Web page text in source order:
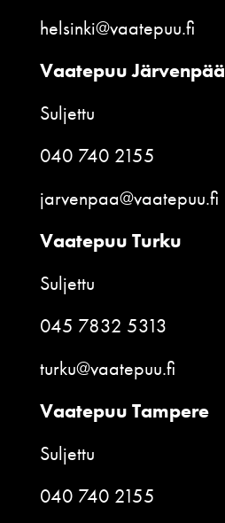
helsinki@vaatepuu.fi
Vaatepuu Järvenpää
Suljettu
040 740 2155
jarvenpaa@vaatepuu.fi
Vaatepuu Turku
Suljettu
045 7832 5313
turku@vaatepuu.fi
Vaatepuu Tampere
Suljettu
040 740 2155